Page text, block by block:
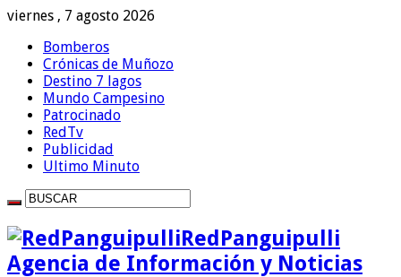
viernes , 7 agosto 2026
Bomberos
Crónicas de Muñozo
Destino 7 lagos
Mundo Campesino
Patrocinado
RedTv
Publicidad
Ultimo Minuto
RedPanguipulli
Agencia de Información y Noticias